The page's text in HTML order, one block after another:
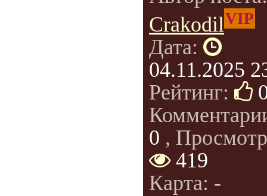
CrakodilVIP
Дата:
04.11.2025
Рейтинг:
0 ,
419
Карта: -